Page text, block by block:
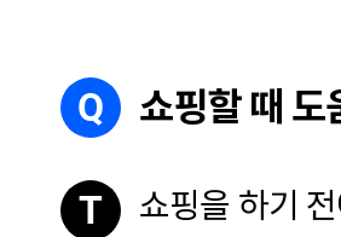
Q 쇼핑할 때 도
T
쇼핑을 하기